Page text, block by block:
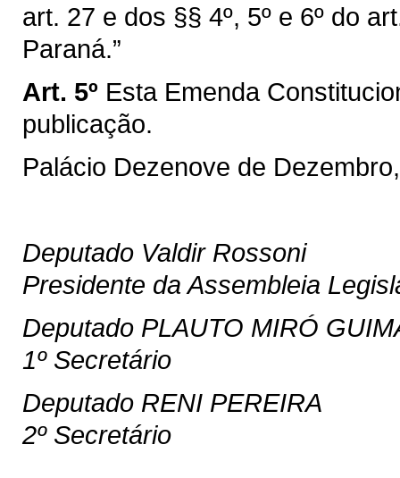
art. 27 e dos §§ 4º, 5º e 6º do
Paraná.”
Art. 5º Esta Emenda
publicação.
Palácio Dezenove de
Deputado Valdir Rossoni
Presidente da Assembleia
Deputado PLAUTO MIRÓ
1º Secretário
Deputado RENI PEREIRA
2º Secretário